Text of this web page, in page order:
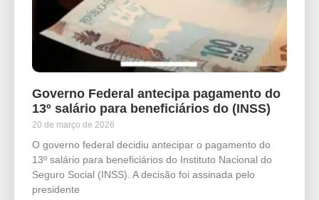
Governo Federal antecipa pagamento do
13º salário para beneficiários do (INSS)
20 de março de 2026
O governo federal decidiu antecipar o pagamento do
13º salário para beneficiários do Instituto Nacional do
Seguro Social (INSS). A decisão foi assinada pelo
presidente